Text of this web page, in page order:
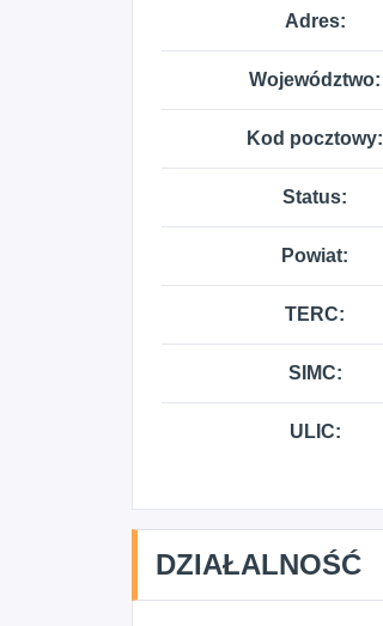
Adres:
Województwo:
Kod pocztowy:
Status:
Powiat:
TERC:
SIMC:
ULIC:
DZIAŁALNOŚĆ